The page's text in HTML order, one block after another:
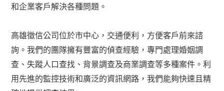
和企業客戶解決各種問題。
高雄徵信公司位於市中心，交通便利，方便客戶前來諮
詢。我們的團隊擁有豐富的偵查經驗，專門處理婚姻調
查、失蹤人口查找、背景調查及商業調查等多種案件。利
用先進的監控技術和廣泛的資訊網路，我們能夠快速且精